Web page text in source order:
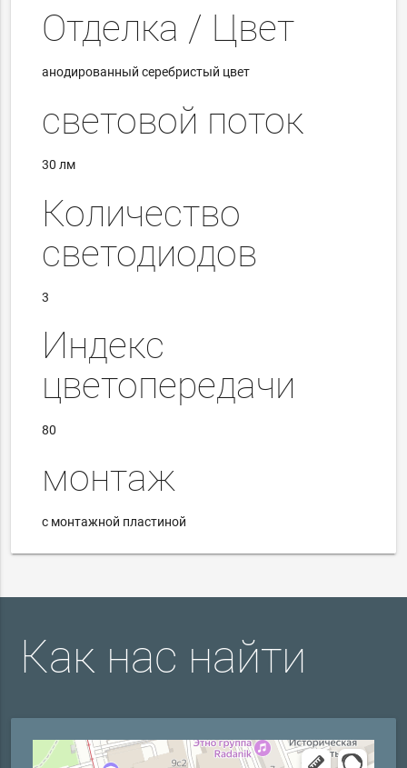
Отделка / Цвет
анодированный серебристый цвет
световой поток
30 лм
Количество
светодиодов
3
Индекс
цветопередачи
80
монтаж
с монтажной пластиной
Как нас найти